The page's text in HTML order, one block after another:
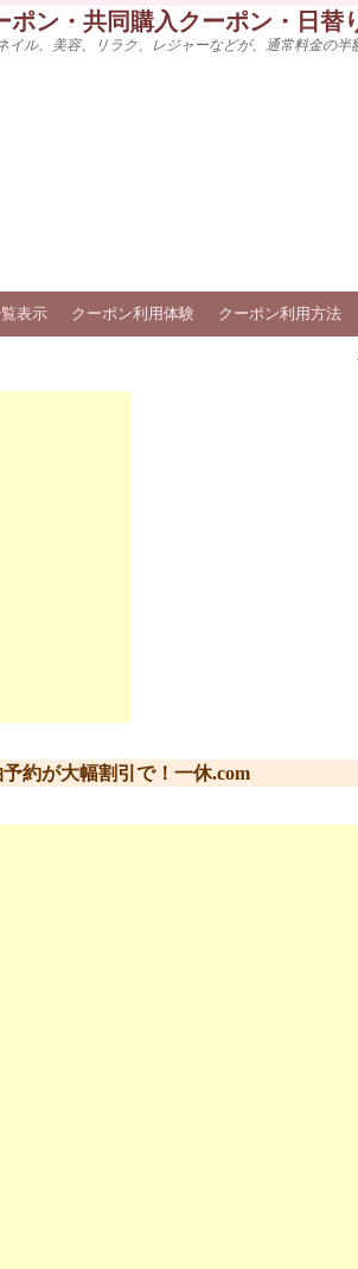
ポン・共同購入クーポン・日替
イル、美容、リラク、レジャーなどが、通常料金の
表示 クーポン利用体験 クーポン利用方法
約が大幅割引で！一休.com